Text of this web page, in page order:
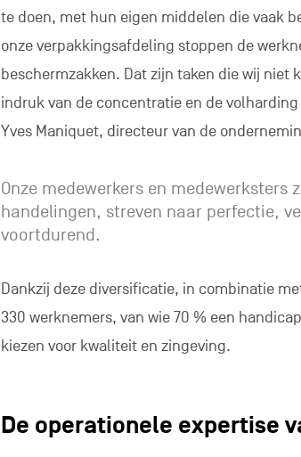
te doen, met hun eigen middelen die vaak
onze verpakkingsafdeling stoppen de
beschermzakken. Dat zijn taken die wij
indruk van de concentratie en de
Yves Maniquet, directeur van de
Onze medewerkers en
handelingen, streven naar perfectie,
voortdurend.
Dankzij deze diversificatie, in combinatie
330 werknemers, van wie 70 % een
kiezen voor kwaliteit en zingeving.
De operationele expertise